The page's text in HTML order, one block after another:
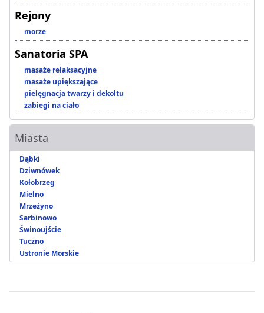
Rejony
morze
Sanatoria SPA
masaże relaksacyjne
masaże upiększające
pielęgnacja twarzy i dekoltu
zabiegi na ciało
Miasta
Dąbki
Dziwnówek
Kołobrzeg
Mielno
Mrzeżyno
Sarbinowo
Świnoujście
Tuczno
Ustronie Morskie